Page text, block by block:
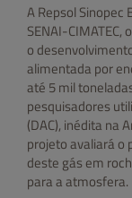
A Repsol Sinopec
SENAI-
o
alimentada por
até 5 mil
pesquisadores
(DAC), inédita na
projeto avaliará o
deste gás em
para a atmosfera.